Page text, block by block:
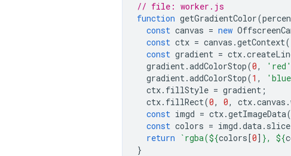
// file: worker.js
function getGradientColor(
const canvas = new
const ctx = canvas .getContext(
const gradient = ctx.
gradient.addColorStop(0, 'red'
gradient.addColorStop(1 ,
ctx. fillStyle = gradient ;
ctx. fillRect(0, 0, ctx.canvas .
const imgd = ctx.getImageData(
const colors = imgd .data. slice
return
`rgba(${colors[0] }, ${
}